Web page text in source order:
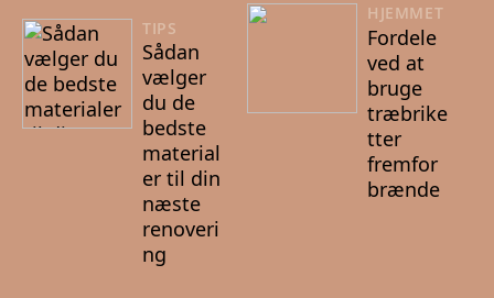
TIPS
Sådan
vælger
du de
bedste
material
er til din
næste
renoveri
ng
HJEMMET
Fordele
ved at
bruge
træbrike
tter
fremfor
brænde